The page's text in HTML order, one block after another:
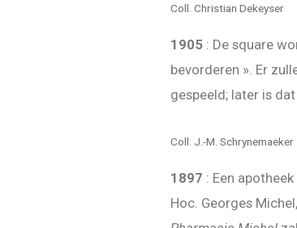
Coll. Christian Dekeyser
1905 : De square
bevorderen ». Er
gespeeld; later is
Coll. J.-M. Schrynemaeker
1897 : Een
Hoc. Georges